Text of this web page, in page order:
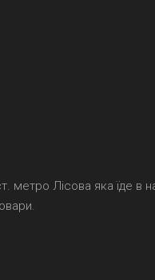
метро Лісова яка їде в